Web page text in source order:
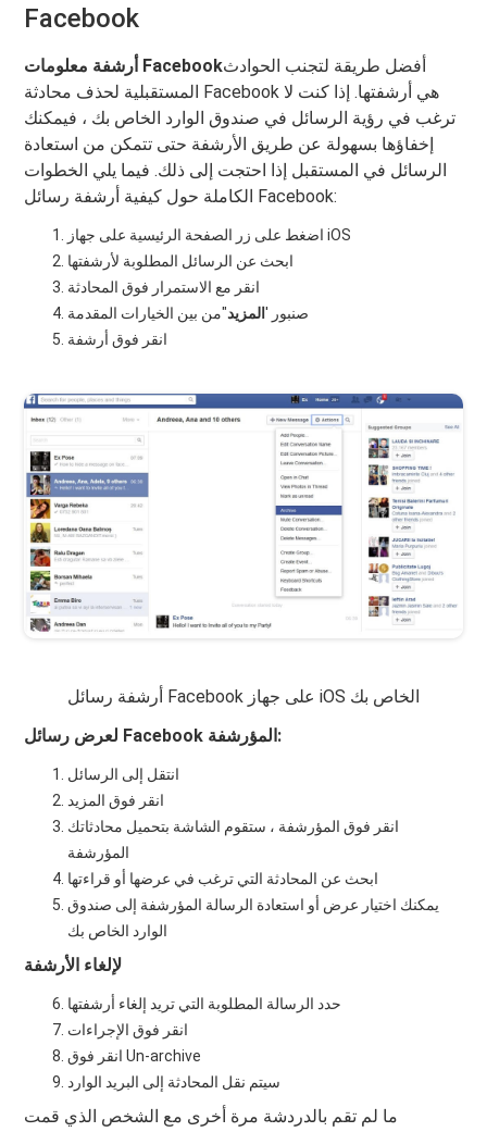
Facebook
أرشفة معلومات Facebookأفضل طريقة لتجنب الحوادث
المستقبلية لحذف محادثة Facebook هي أرشفتها. إذا كنت لا
ترغب في رؤية الرسائل في صندوق الوارد الخاص بك ، فيمكنك
إخفاؤها بسهولة عن طريق الأرشفة حتى تتمكن من استعادة
الرسائل في المستقبل إذا احتجت إلى ذلك. فيما يلي الخطوات
الكاملة حول كيفية أرشفة رسائل Facebook:
اضغط على زر الصفحة الرئيسية على جهاز iOS
ابحث عن الرسائل المطلوبة لأرشفتها
انقر مع الاستمرار فوق المحادثة
صنبور 'المزيد"من بين الخيارات المقدمة
انقر فوق أرشفة
أرشفة رسائل Facebook على جهاز iOS الخاص بك
لعرض رسائل Facebook المؤرشفة:
انتقل إلى الرسائل
انقر فوق المزيد
انقر فوق المؤرشفة ، ستقوم الشاشة بتحميل محادثاتك
المؤرشفة
ابحث عن المحادثة التي ترغب في عرضها أو قراءتها
يمكنك اختيار عرض أو استعادة الرسالة المؤرشفة إلى صندوق
الوارد الخاص بك
لإلغاء الأرشفة
حدد الرسالة المطلوبة التي تريد إلغاء أرشفتها
انقر فوق الإجراءات
انقر فوق Un-archive
سيتم نقل المحادثة إلى البريد الوارد
ما لم تقم بالدردشة مرة أخرى مع الشخص الذي قمت